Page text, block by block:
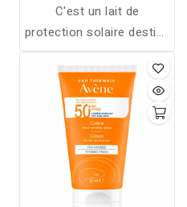
C'est un lait de
protection solaire destiné
aux peaux très sensibles
Destiné aussi aux: Peaux
très claires (phototypes I
et II) Peaux sujettes aux
coups de soleil
Ensoleillement extrême
(montagne, tropique)